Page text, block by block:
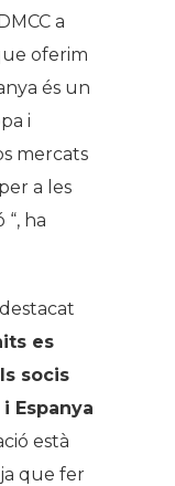
a
oferim
és un
i
mercats
a les
ha
es
socis
Espanya
està
que fer